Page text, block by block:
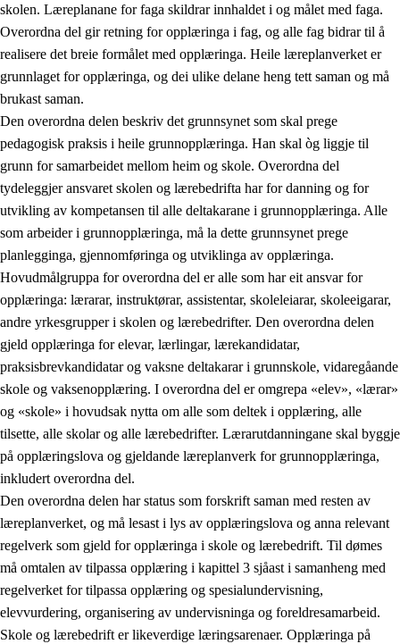
skolen. Læreplanane for faga skildrar innhaldet i og målet med faga.
Overordna del gir retning for opplæringa i fag, og alle fag bidrar til å
realisere det breie formålet med opplæringa. Heile læreplanverket er
grunnlaget for opplæringa, og dei ulike delane heng tett saman og må
brukast saman.
Den overordna delen beskriv det grunnsynet som skal prege
pedagogisk praksis i heile grunnopplæringa. Han skal òg liggje til
grunn for samarbeidet mellom heim og skole. Overordna del
tydeleggjer ansvaret skolen og lærebedrifta har for danning og for
utvikling av kompetansen til alle deltakarane i grunnopplæringa. Alle
som arbeider i grunnopplæringa, må la dette grunnsynet prege
planlegginga, gjennomføringa og utviklinga av opplæringa.
Hovudmålgruppa for overordna del er alle som har eit ansvar for
opplæringa: lærarar, instruktørar, assistentar, skoleleiarar, skoleeigarar,
andre yrkesgrupper i skolen og lærebedrifter. Den overordna delen
gjeld opplæringa for elevar, lærlingar, lærekandidatar,
praksisbrevkandidatar og vaksne deltakarar i grunnskole, vidaregåande
skole og vaksenopplæring. I overordna del er omgrepa «elev», «lærar»
og «skole» i hovudsak nytta om alle som deltek i opplæring, alle
tilsette, alle skolar og alle lærebedrifter. Lærarutdanningane skal byggje
på opplæringslova og gjeldande læreplanverk for grunnopplæringa,
inkludert overordna del.
Den overordna delen har status som forskrift saman med resten av
læreplanverket, og må lesast i lys av opplæringslova og anna relevant
regelverk som gjeld for opplæringa i skole og lærebedrift. Til dømes
må omtalen av tilpassa opplæring i kapittel 3 sjåast i samanheng med
regelverket for tilpassa opplæring og spesialundervisning,
elevvurdering, organisering av undervisninga og foreldresamarbeid.
Skole og lærebedrift er likeverdige læringsarenaer. Opplæringa på